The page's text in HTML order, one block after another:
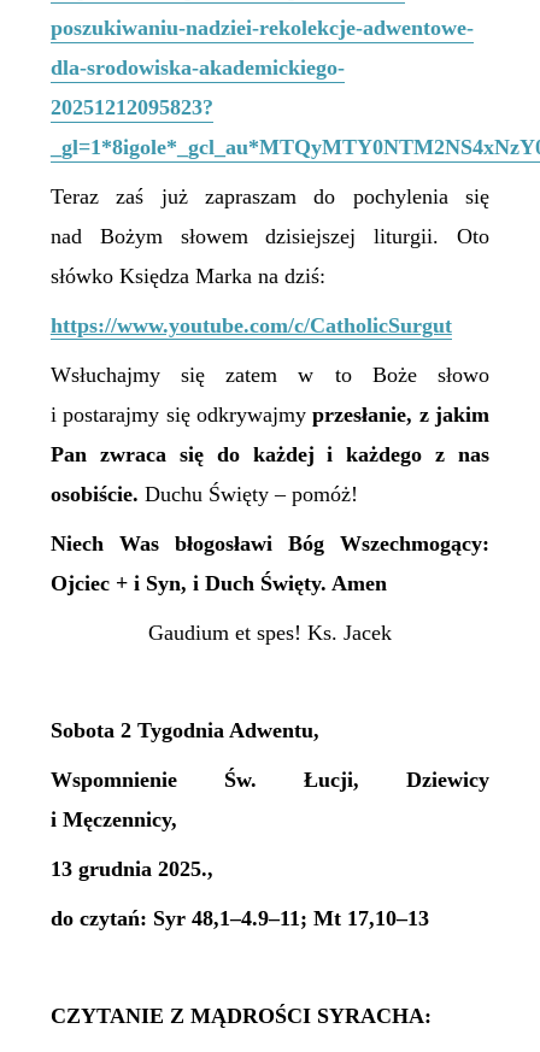
poszukiwaniu-nadziei-rekolekcje-adwentowe-
dla-srodowiska-akademickiego-
20251212095823?
Teraz zaś już zapraszam do pochylenia się
nad Bożym słowem dzisiejszej liturgii. Oto
słówko Księdza Marka na dziś:
https://www.youtube.com/c/CatholicSurgut
Wsłuchajmy się zatem w to Boże słowo
i postarajmy się odkrywajmyprzesłanie, z jakim
Pan zwraca się do każdej i każdego z nas
osobiście. Duchu Święty – pomóż!
Niech Was błogosławi Bóg Wszechmogący:
Ojciec + i Syn, i Duch Święty. Amen
Gaudium et spes! Ks. Jacek
Sobota 2 Tygodnia Adwentu,
Wspomnienie Św. Łucji, Dziewicy
i Męczennicy,
13 grudnia 2025.,
do czytań: Syr 48,1–4.9–11; Mt 17,10–13
CZYTANIE Z MĄDROŚCI SYRACHA: